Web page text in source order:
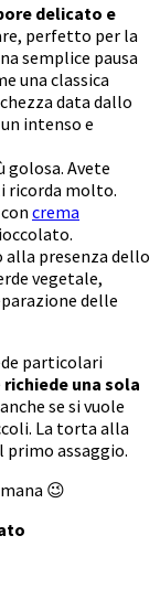
delicato e
perfetto per la
semplice pausa
una classica
data dallo
intenso e
golosa. Avete
ricorda molto.
crema
alla presenza dello
vegetale,
delle
particolari
richiede una sola
se si vuole
La torta alla
primo assaggio.
😉